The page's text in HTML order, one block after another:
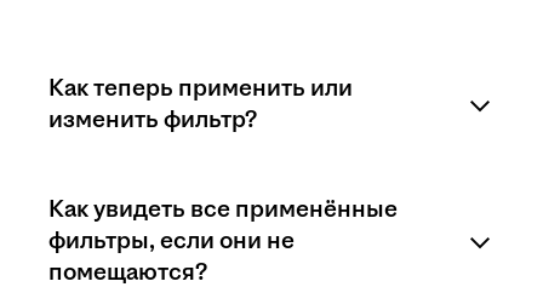
Как теперь применить или
изменить фильтр?
фильтр — появится список вариантов.
Затем указать нужные из них или изменить
свой предыдущий выбор. Также можно
Как увидеть все применённые
фильтры, если они не
помещаются?